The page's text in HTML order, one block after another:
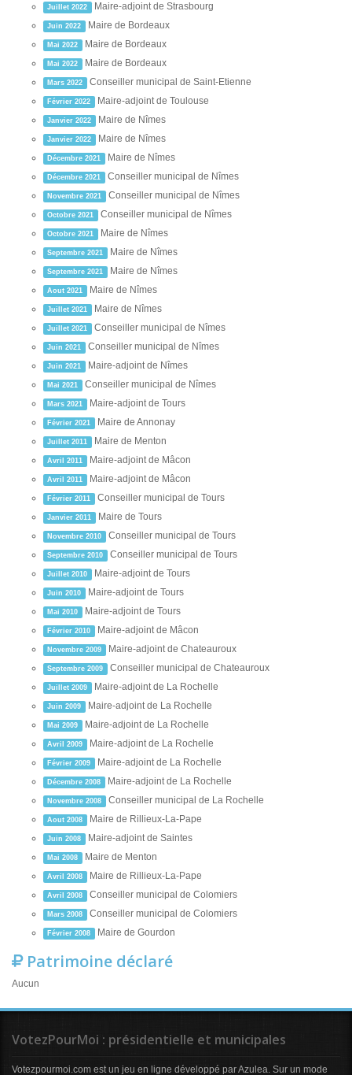
Juillet 2022 Maire-adjoint de Strasbourg
Juin 2022 Maire de Bordeaux
Mai 2022 Maire de Bordeaux
Mai 2022 Maire de Bordeaux
Mars 2022 Conseiller municipal de Saint-Etienne
Février 2022 Maire-adjoint de Toulouse
Janvier 2022 Maire de Nîmes
Janvier 2022 Maire de Nîmes
Décembre 2021 Maire de Nîmes
Décembre 2021 Conseiller municipal de Nîmes
Novembre 2021 Conseiller municipal de Nîmes
Octobre 2021 Conseiller municipal de Nîmes
Octobre 2021 Maire de Nîmes
Septembre 2021 Maire de Nîmes
Septembre 2021 Maire de Nîmes
Aout 2021 Maire de Nîmes
Juillet 2021 Maire de Nîmes
Juillet 2021 Conseiller municipal de Nîmes
Juin 2021 Conseiller municipal de Nîmes
Juin 2021 Maire-adjoint de Nîmes
Mai 2021 Conseiller municipal de Nîmes
Mars 2021 Maire-adjoint de Tours
Février 2021 Maire de Annonay
Juillet 2011 Maire de Menton
Avril 2011 Maire-adjoint de Mâcon
Avril 2011 Maire-adjoint de Mâcon
Février 2011 Conseiller municipal de Tours
Janvier 2011 Maire de Tours
Novembre 2010 Conseiller municipal de Tours
Septembre 2010 Conseiller municipal de Tours
Juillet 2010 Maire-adjoint de Tours
Juin 2010 Maire-adjoint de Tours
Mai 2010 Maire-adjoint de Tours
Février 2010 Maire-adjoint de Mâcon
Novembre 2009 Maire-adjoint de Chateauroux
Septembre 2009 Conseiller municipal de Chateauroux
Juillet 2009 Maire-adjoint de La Rochelle
Juin 2009 Maire-adjoint de La Rochelle
Mai 2009 Maire-adjoint de La Rochelle
Avril 2009 Maire-adjoint de La Rochelle
Février 2009 Maire-adjoint de La Rochelle
Décembre 2008 Maire-adjoint de La Rochelle
Novembre 2008 Conseiller municipal de La Rochelle
Aout 2008 Maire de Rillieux-La-Pape
Juin 2008 Maire-adjoint de Saintes
Mai 2008 Maire de Menton
Avril 2008 Maire de Rillieux-La-Pape
Avril 2008 Conseiller municipal de Colomiers
Mars 2008 Conseiller municipal de Colomiers
Février 2008 Maire de Gourdon
Patrimoine déclaré
Aucun
VotezPourMoi : présidentielle et municipales
Votezpourmoi.com est un jeu en ligne développé par Azulea. Sur un mode